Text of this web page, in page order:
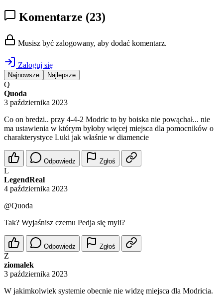
Komentarze (23)
Musisz być zalogowany, aby dodać komentarz.
Zaloguj się
Najnowsze Najlepsze
Q
Quoda
3 października 2023
Co on bredzi.. przy 4-4-2 Modric to by boiska nie powąchał... nie
ma ustawienia w którym byłoby więcej miejsca dla pomocników o
charakterystyce Luki jak właśnie w diamencie
Odpowiedz Zgłoś
L
LegendReal
4 października 2023
@Quoda
Tak? Wyjaśnisz czemu Pedja się myli?
Odpowiedz Zgłoś
Z
ziomalek
3 października 2023
W jakimkolwiek systemie obecnie nie widzę miejsca dla Modricia.